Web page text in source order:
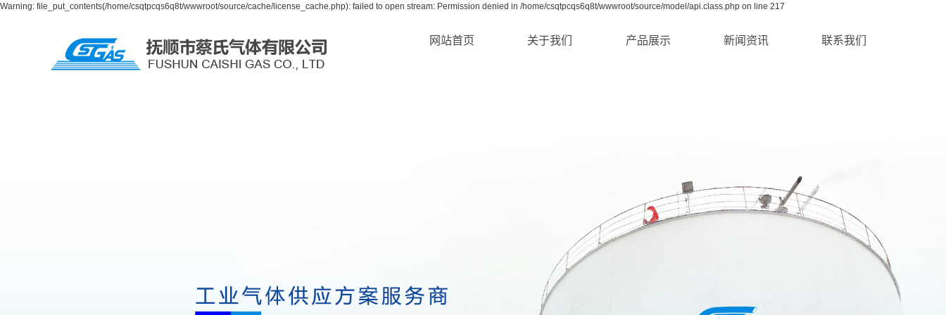
Warning: file_put_contents(/home/csqtpcqs6q8t/wwwroot/source/cache/license_cache.php): failed to open stream: Permission denied in /home/csqtpcqs6q8t/wwwroot/source/model/api.class.php on line 217
网站首页 关于我们 产品展示 新闻资讯 联系我们